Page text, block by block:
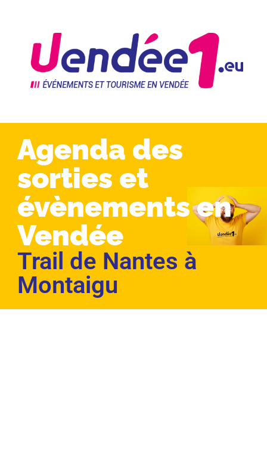
Agenda des
sorties et
évènements en
Vendée
Trail de Nantes à
Montaigu